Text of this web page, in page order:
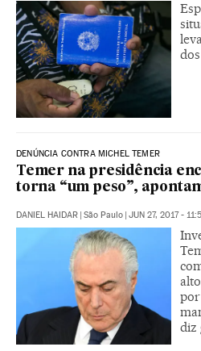
DENÚNCIA CONTRA MICHEL TEMER
Temer na presidência
torna “um peso”,
DANIEL HAIDAR | São Paulo | JUN 27, 2017 -
diz